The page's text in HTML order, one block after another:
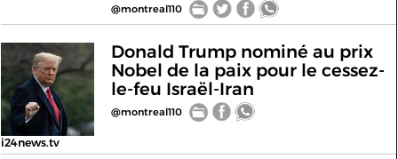
@montreal110
i24news.tv
Donald Trump nominé au prix
Nobel de la paix pour le cessez-
le-feu Israël-Iran
@montreal110